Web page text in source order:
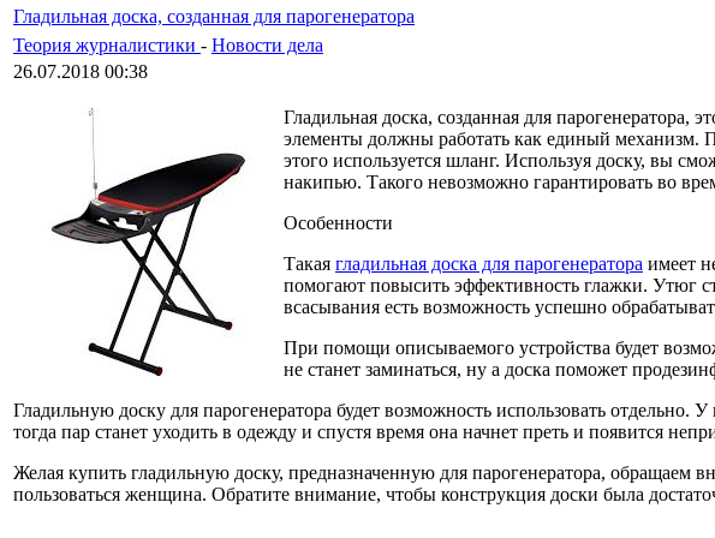
Гладильная доска, созданная для парогенератора
Теория журналистики - Новости дела
26.07.2018 00:38
Гладильная доска, созданная для
элементы должны работать как единый механизм.
этого используется шланг. Используя доску, вы
накипью. Такого невозможно гарантировать во
Особенности
Такая гладильная доска для парогенератора имеет
помогают повысить эффективность глажки. Утюг
всасывания есть возможность успешно
При помощи описываемого устройства будет
не станет заминаться, ну а доска поможет
Гладильную доску для парогенератора будет возможность использовать
тогда пар станет уходить в одежду и спустя время она начнет преть и появится
Желая купить гладильную доску, предназначенную для парогенератора, обращаем
пользоваться женщина. Обратите внимание, чтобы конструкция доски была